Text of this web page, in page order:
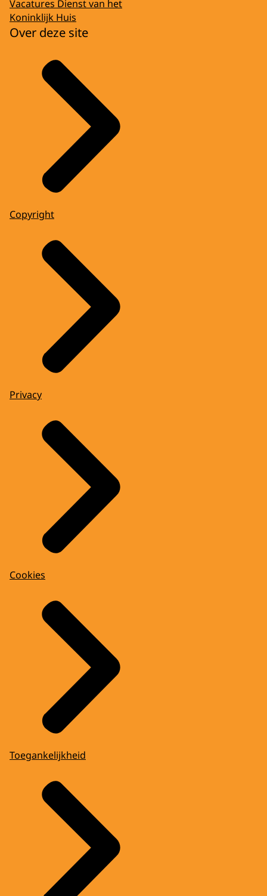
Vacatures Dienst van het
Koninklijk Huis
Over deze site
Copyright
Privacy
Cookies
Toegankelijkheid